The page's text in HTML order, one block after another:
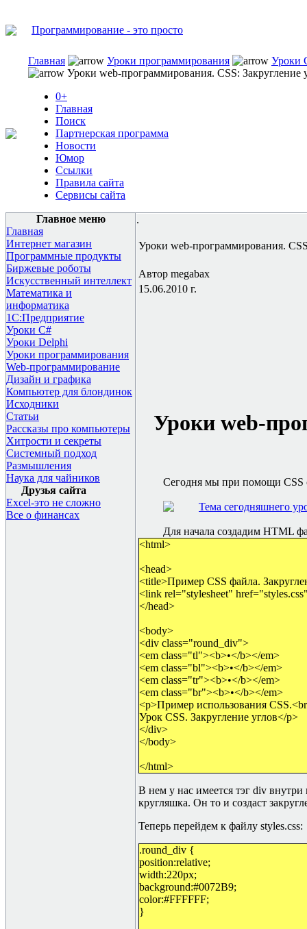
Программирование - это просто
Главная Уроки программирования
Уроки
Уроки web-программирования. CSS: Закругление
0+
Главная
Поиск
Партнерская программа
Новости
Юмор
Ссылки
Правила сайта
Сервисы сайта
Главное меню
Главная
Интернет магазин
Программные продукты
Биржевые роботы
Искусственный интеллект
Математика и
информатика
1С:Предприятие
Уроки C#
Уроки Delphi
Уроки программирования
Web-программирование
Дизайн и графика
Компьютер для блондинок
Исходники
Статьи
Рассказы про компьютеры
Хитрости и секреты
Системный подход
Размышления
Наука для чайников
Друзья сайта
Excel-это не сложно
Все о финансах
.
Уроки web-программирования.
Автор megabax
15.06.2010 г.
Уроки web-
Сегодня мы при помощи CSS
Для начала создадим HTML
<html>
<head>
<title>Пример CSS файла.
<link rel="stylesheet"
</head>
<body>
<div class="round_div">
<em class="tl"><b>•</b></em>
<em class="bl"><b>•</b></em>
<em class="tr"><b>•</b></em>
<em class="br"><b>•</b></em>
<p>Пример использования
Урок CSS. Закругление углов</p>
</div>
</body>
</html>
В нем у нас имеется тэг div внутри
кругляшка. Он то и создаст
Теперь перейдем к файлу styles.css:
.round_div {
position:relative;
width:220px;
background:#0072B9;
color:#FFFFFF;
}